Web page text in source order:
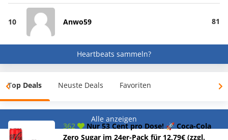
10 Anwo59 81
Heartbeats sammeln?
Top Deals Neuste Deals Favoriten
Alle anzeigen
362
Nur 53 Cent pro Dose! 🚀 Coca-Cola
Zero Sugar im 24er-Pack für 12,79€ (zzgl.